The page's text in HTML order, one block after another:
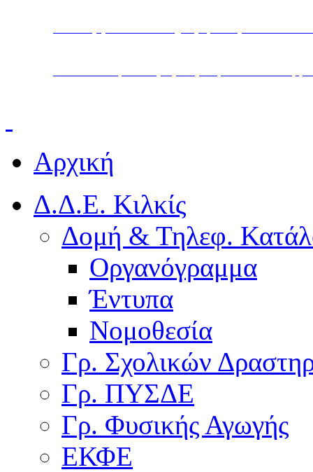
Αρχική
Δ.Δ.Ε. Κιλκίς
Δομή & Τηλεφ.
Οργανόγραμμα
Έντυπα
Νομοθεσία
Γρ. Σχολικών
Γρ. ΠΥΣΔΕ
Γρ. Φυσικής Αγωγής
ΕΚΦΕ